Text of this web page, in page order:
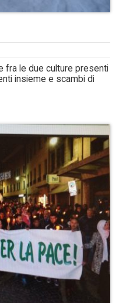
fra le due culture presenti
insieme e scambi di